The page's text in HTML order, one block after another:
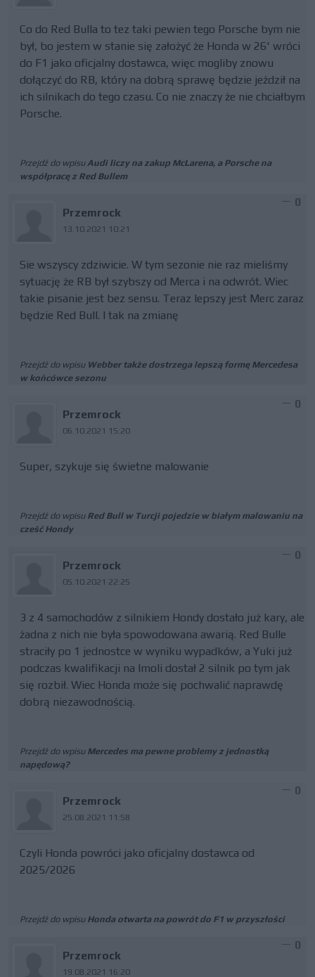
Co do Red Bulla to tez taki pewien tego Porsche bym nie
był, bo jestem w stanie się założyć że Honda w 26' wróci
do F1 jako oficjalny dostawca, więc mogliby znowu
dołączyć do RB, który na dobrą sprawę będzie jeździł na
ich silnikach do tego czasu. Co nie znaczy że nie chciałbym
Porsche.
Przejdź do wpisuAudi liczy na zakup McLarena, a Porsche na
współpracę z Red Bullem
Przemrock
13.10.2021 10:21
0
Sie wszyscy zdziwicie. W tym sezonie nie raz mieliśmy
sytuację że RB był szybszy od Merca i na odwrót. Wiec
takie pisanie jest bez sensu. Teraz lepszy jest Merc zaraz
będzie Red Bull. I tak na zmianę
Przejdź do wpisu Webber także dostrzega lepszą formę Mercedesa
w końcówce sezonu
Przemrock
06.10.2021 15:20
0
Super, szykuje się świetne malowanie
Przejdź do wpisu Red Bull w Turcji pojedzie w białym malowaniu na
cześć Hondy
Przemrock
05.10.2021 22:25
0
3 z 4 samochodów z silnikiem Hondy dostało już kary, ale
żadna z nich nie była spowodowana awarią. Red Bulle
straciły po 1 jednostce w wyniku wypadków, a Yuki już
podczas kwalifikacji na Imoli dostał 2 silnik po tym jak
się rozbił. Wiec Honda może się pochwalić naprawdę
dobrą niezawodnością.
Przejdź do wpisu Mercedes ma pewne problemy z jednostką
napędową?
Przemrock
25.08.2021 11:58
0
Czyli Honda powróci jako oficjalny dostawca od
2025/2026
Przejdź do wpisu Honda otwarta na powrót do F1 w przyszłości
Przemrock
19.08.2021 16:20
0